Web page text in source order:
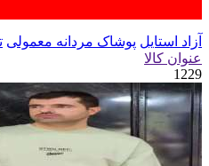
آزاد استایل پوشاک مردانه معمولی
عنوان کالا
1229